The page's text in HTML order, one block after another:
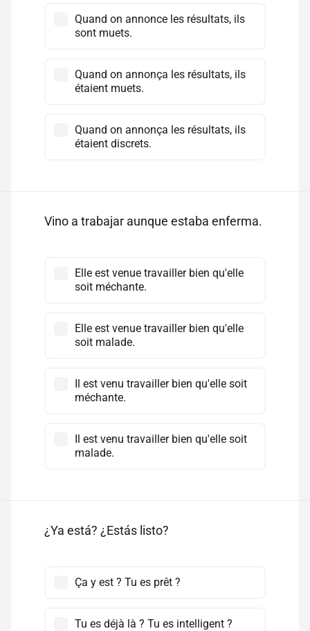
Quand on annonce les résultats, ils
sont muets.
Quand on annonça les résultats, ils
étaient muets.
Quand on annonça les résultats, ils
étaient discrets.
Vino a trabajar aunque estaba enferma.
Elle est venue travailler bien qu'elle
soit méchante.
Elle est venue travailler bien qu'elle
soit malade.
Il est venu travailler bien qu'elle soit
méchante.
Il est venu travailler bien qu'elle soit
malade.
¿Ya está? ¿Estás listo?
Ça y est ? Tu es prêt ?
Tu es déjà là ? Tu es intelligent ?